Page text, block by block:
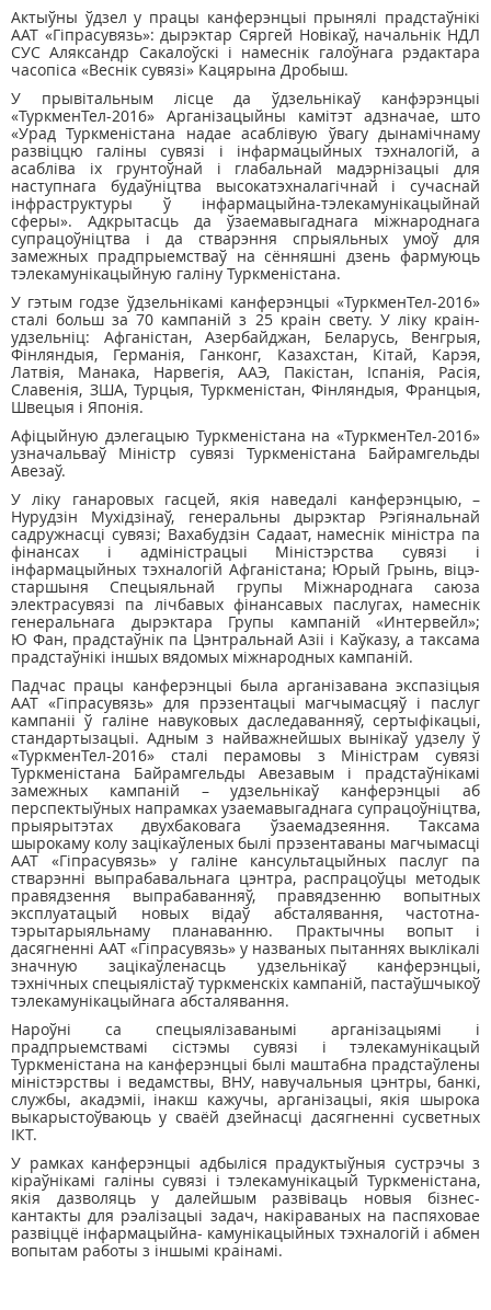
Актыўны ўдзел у працы канферэнцыі прынялі прадстаўнікі
ААТ «Гіпрасувязь»: дырэктар Сяргей Новікаў, начальнік НДЛ
СУС Аляксандр Сакалоўскі і намеснік галоўнага рэдактара
часопіса «Веснiк сувязi» Кацярына Дробыш.
У прывітальным лісце да ўдзельнікаў канфэрэнцыі
«ТуркменТел-2016» Арганізацыйны камітэт адзначае, што
«Урад Туркменістана надае асаблівую ўвагу дынамічнаму
развіццю галіны сувязі і інфармацыйных тэхналогій, а
асабліва іх грунтоўнай і глабальнай мадэрнізацыі для
наступнага будаўніцтва высокатэхналагічнай і сучаснай
інфраструктуры ў інфармацыйна-тэлекамунікацыйнай
сферы». Адкрытасць да ўзаемавыгаднага міжнароднага
супрацоўніцтва і да стварэння спрыяльных умоў для
замежных прадпрыемстваў на сённяшні дзень фармуюць
тэлекамунікацыйную галіну Туркменістана.
У гэтым годзе ўдзельнікамі канферэнцыі «ТуркменТел-2016»
сталі больш за 70 кампаній з 25 краін свету. У ліку краін-
удзельніц: Афганістан, Азербайджан, Беларусь, Венгрыя,
Фінляндыя, Германія, Ганконг, Казахстан, Кітай, Карэя,
Латвія, Манака, Нарвегія, ААЭ, Пакістан, Іспанія, Расія,
Славенія, ЗША, Турцыя, Туркменістан, Фінляндыя, Францыя,
Швецыя і Японія.
Афіцыйную дэлегацыю Туркменістана на «ТуркменТел-2016»
узначальваў Міністр сувязі Туркменістана Байрамгельды
Авезаў.
У ліку ганаровых гасцей, якія наведалі канферэнцыю, –
Нурудзін Мухідзінаў, генеральны дырэктар Рэгіянальнай
садружнасці сувязі; Вахабудзін Садаат, намеснік міністра па
фінансах і адміністрацыі Міністэрства сувязі і
інфармацыйных тэхналогій Афганістана; Юрый Грынь, віцэ-
старшыня Спецыяльнай групы Міжнароднага саюза
электрасувязі па лічбавых фінансавых паслугах, намеснік
генеральнага дырэктара Групы кампаній «Интервейл»;
Ю Фан, прадстаўнік па Цэнтральнай Азіі і Каўказу, а таксама
прадстаўнікі іншых вядомых міжнародных кампаній.
Падчас працы канферэнцыі была арганізавана экспазіцыя
ААТ «Гіпрасувязь» для прэзентацыі магчымасцяў і паслуг
кампаніі ў галіне навуковых даследаванняў, сертыфікацыі,
стандартызацыі. Адным з найважнейшых вынікаў удзелу ў
«ТуркменТел-2016» сталі перамовы з Міністрам сувязі
Туркменістана Байрамгельды Авезавым і прадстаўнікамі
замежных кампаній – удзельнікаў канферэнцыі аб
перспектыўных напрамках узаемавыгаднага супрацоўніцтва,
прыярытэтах двухбаковага ўзаемадзеяння. Таксама
шырокаму колу зацікаўленых былі прэзентаваны магчымасці
ААТ «Гіпрасувязь» у галіне кансультацыйных паслуг па
стварэнні выпрабавальнага цэнтра, распрацоўцы методык
правядзення выпрабаванняў, правядзенню вопытных
эксплуатацый новых відаў абсталявання, частотна-
тэрытарыяльнаму планаванню. Практычны вопыт і
дасягненні ААТ «Гіпрасувязь» у названых пытаннях выклікалі
значную зацікаўленасць удзельнікаў канферэнцыі,
тэхнічных спецыялістаў туркменскіх кампаній, пастаўшчыкоў
тэлекамунікацыйнага абсталявання.
Нароўні са спецыялізаванымі арганізацыямі і
прадпрыемствамі сістэмы сувязі і тэлекамунікацый
Туркменістана на канферэнцыі былі маштабна прадстаўлены
міністэрствы і ведамствы, ВНУ, навучальныя цэнтры, банкі,
службы, акадэміі, інакш кажучы, арганізацыі, якія шырока
выкарыстоўваюць у сваёй дзейнасці дасягненні сусветных
ІКТ.
У рамках канферэнцыі адбыліся прадуктыўныя сустрэчы з
кіраўнікамі галіны сувязі і тэлекамунікацый Туркменістана,
якія дазволяць у далейшым развіваць новыя бізнес-
кантакты для рэалізацыі задач, накіраваных на паспяховае
развіццё інфармацыйна- камунікацыйных тэхналогій і абмен
вопытам работы з іншымі краінамі.